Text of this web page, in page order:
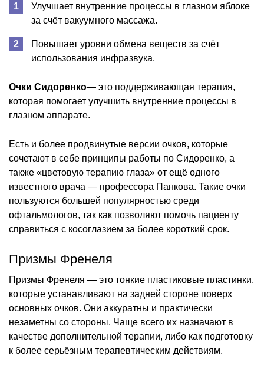
Улучшает внутренние процессы в глазном яблоке
за счёт вакуумного массажа.
Повышает уровни обмена веществ за счёт
использования инфразвука.
Очки Сидоренко— это поддерживающая терапия,
которая помогает улучшить внутренние процессы в
глазном аппарате.
Есть и более продвинутые версии очков, которые
сочетают в себе принципы работы по Сидоренко, а
также «цветовую терапию глаза» от ещё одного
известного врача — профессора Панкова. Такие очки
пользуются большей популярностью среди
офтальмологов, так как позволяют помочь пациенту
справиться с косоглазием за более короткий срок.
Призмы Френеля
Призмы Френеля — это тонкие пластиковые пластинки,
которые устанавливают на задней стороне поверх
основных очков. Они аккуратны и практически
незаметны со стороны. Чаще всего их назначают в
качестве дополнительной терапии, либо как подготовку
к более серьёзным терапевтическим действиям.